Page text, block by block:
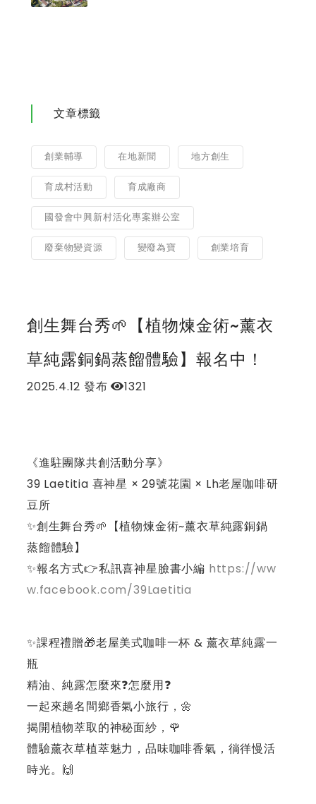
文章標籤
創業輔導 在地新聞 地方創生
育成村活動 育成廠商
國發會中興新村活化專案辦公室
廢棄物變資源 變廢為寶 創業培育
創生舞台秀🌱【植物煉金術~薰衣
草純露銅鍋蒸餾體驗】報名中！
2025.4.12 發布 1321
《進駐團隊共創活動分享》
39 Laetitia 喜神星 × 29號花園 × Lh老屋咖啡研
豆所
✨創生舞台秀🌱【植物煉金術~薰衣草純露銅鍋
蒸餾體驗】
✨報名方式👉私訊喜神星臉書小編 https://ww
w.facebook.com/39Laetitia
✨課程禮贈🎁老屋美式咖啡一杯 & 薰衣草純露一
瓶
精油、純露怎麼來❓怎麼用❓
一起來趟名間鄉香氣小旅行，🌼
揭開植物萃取的神秘面紗，🌹
體驗薰衣草植萃魅力，品味咖啡香氣，徜徉慢活
時光。🙌